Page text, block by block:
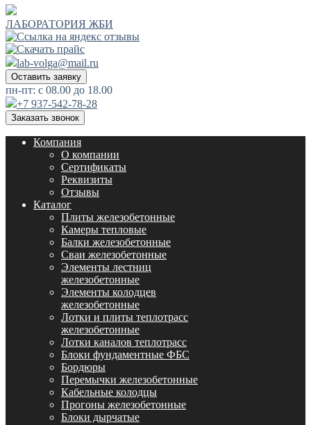
ЛАБОРАТОРИЯ ЖБИ
lab-volga@mail.ru
Оставить заявку
пн-пт: с 08.00 до 18.00
+7 937-542-78-28
Заказать звонок
Компания
О компании
Сертификаты
Реквизиты
Отзывы
Каталог
Плиты железобетонные
Камеры тепловые
Балки железобетонные
Сваи железобетонные
Элементы лестниц
железобетонные
Элементы колодцев
железобетонные
Лотки и плиты теплотрасс
железобетонные
Лотки каналов теплотрасс
Блоки фундаментные ФБС
Бордюры
Перемычки железобетонные
Кабельные колодцы
Прогоны железобетонные
Блоки дырчатые